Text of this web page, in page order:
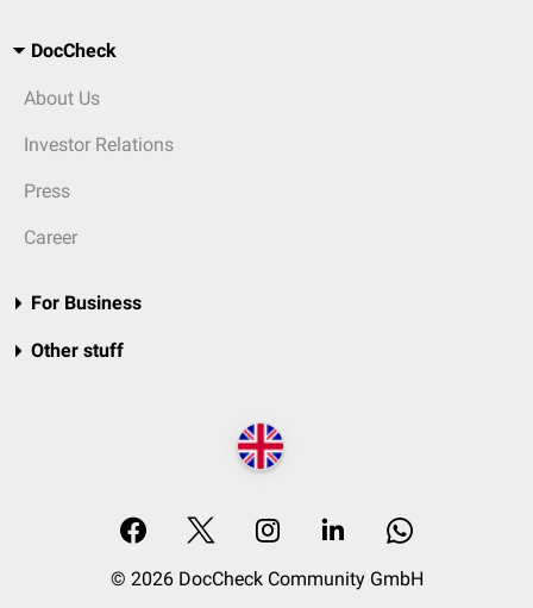
DocCheck
About Us
Investor Relations
Press
Career
For Business
Other stuff
© 2026 DocCheck Community GmbH